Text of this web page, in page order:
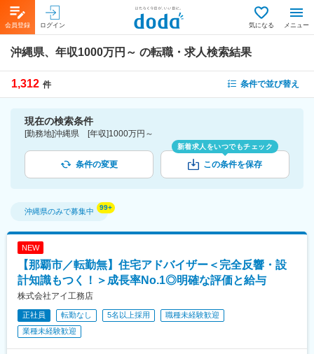
会員登録 ログイン 気になる メニュー
沖縄県、年収1000万円～ の転職・求人検索結果
1,312 件 条件で並び替え
現在の検索条件
[勤務地]沖縄県 [年収]1000万円～
条件の変更
新着求人をいつでもチェック
この条件を保存
沖縄県のみで募集中
NEW
【那覇市／転勤無】住宅アドバイザー＜完全反響・設
計知識もつく！＞成長率No.1◎明確な評価と給与
株式会社アイ工務店
正社員 転勤なし 5名以上採用
職種未経験歓迎
業種未経験歓迎